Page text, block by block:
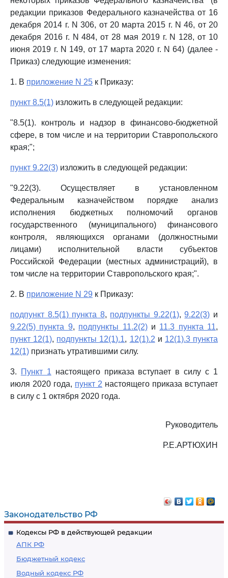
Законодательство РФ
Кодексы РФ в действующей редакции
АПК РФ
Бюджетный кодекс
Водный кодекс РФ
редакции приказов Федерального казначейства от 16
декабря 2014 г. N 306, от 20 марта 2015 г. N 46, от 20
декабря 2016 г. N 484, от 28 мая 2019 г. N 128, от 10
июня 2019 г. N 149, от 17 марта 2020 г. N 64) (далее -
Приказ) следующие изменения:
1. В приложение N 25 к Приказу:
пункт 8.5(1) изложить в следующей редакции:
"8.5(1). контроль и надзор в финансово-бюджетной
сфере, в том числе и на территории Ставропольского
края;";
пункт 9.22(3) изложить в следующей редакции:
"9.22(3). Осуществляет в установленном
Федеральным казначейством порядке анализ
исполнения бюджетных полномочий органов
государственного (муниципального) финансового
контроля, являющихся органами (должностными
лицами) исполнительной власти субъектов
Российской Федерации (местных администраций), в
том числе на территории Ставропольского края;".
2. В приложение N 29 к Приказу:
подпункт 8.5(1) пункта 8, подпункты 9.22(1),9.22(3) и
9.22(5) пункта 9, подпункты 11.2(2)и 11.3 пункта 11,
пункт 12(1), подпункты 12(1).1, 12(1).2 и 12(1).3 пункта
12(1) признать утратившими силу.
3. Пункт 1 настоящего приказа вступает в силу с 1
июля 2020 года, пункт 2 настоящего приказа вступает
в силу с 1 октября 2020 года.
Руководитель
Р.Е.АРТЮХИН